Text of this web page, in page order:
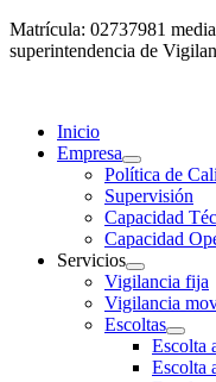
Matrícula: 02737981
superintendencia de
Inicio
Empresa
Política de
Supervisión
Capacidad
Capacidad
Servicios
Vigilancia fija
Vigilancia
Escoltas
Escolta
Escolta